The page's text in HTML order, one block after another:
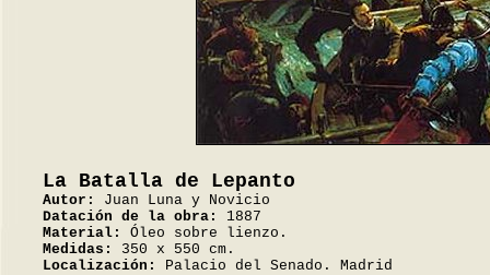
La Batalla de Lepanto
Autor:
Juan Luna y Novicio
Datación de la obra:
1887
Material:
Óleo sobre lienzo.
Medidas:
350 x 550 cm.
Localización:
Palacio del Senado. Madrid